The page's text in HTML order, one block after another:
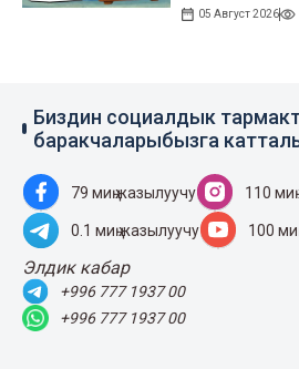
05 Август 2026
Биздин социалдык
баракчаларыбызга
79 миң жазылуучу 110
0.1 миң жазылуучу 100
Элдик кабар
+996 777 1937 00
+996 777 1937 00